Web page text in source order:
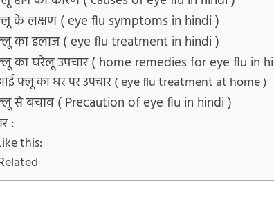
के लक्षण ( eye flu symptoms in hindi )
का इलाज ( eye flu treatment in hindi )
का घरेलू उपचार ( home remedies for eye flu in
फ्लू का घर पर उपचार ( eye flu treatment at home )
से बचाव ( Precaution of eye flu in hindi )
:
this: